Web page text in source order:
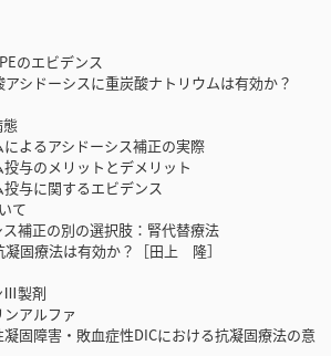
エビデンス
シドーシスに重炭酸ナトリウムは有効か？
るアシドーシス補正の実際
のメリットとデメリット
に関するエビデンス
て
正の別の選択肢：腎代替療法
固療法は有効か？［田上 隆］
製剤
アルファ
障害・敗血症性DICにおける抗凝固療法の意